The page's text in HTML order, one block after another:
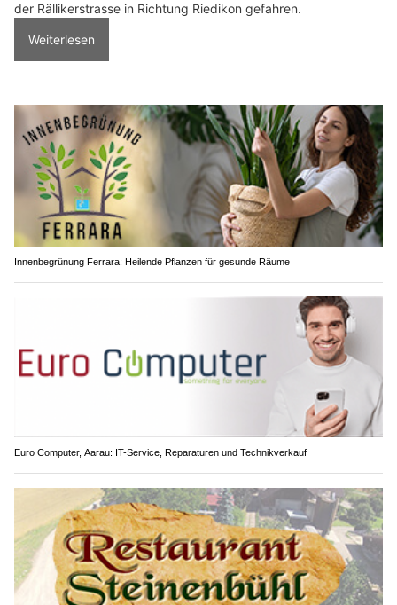
der Rällikerstrasse in Richtung Riedikon gefahren.
Weiterlesen
Innenbegrünung Ferrara: Heilende Pflanzen für gesunde Räume
Euro Computer, Aarau: IT-Service, Reparaturen und Technikverkauf